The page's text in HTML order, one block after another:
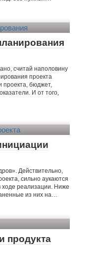
считай наполовину
проекта
проекта, бюджет,
И от того,
Действительно,
сильно аукаются
реализации. Ниже
из них на…
продукта